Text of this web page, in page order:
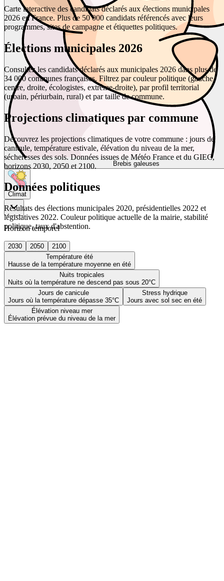
Brebis galeuses
Climat
Horizon temporel
2030 2050
2100
Température été
Hausse de la température moyenne en été
Nuits tropicales
Nuits où la température ne descend pas sous 20°C
Jours de canicule
Jours où la température dépasse 35°C
Stress hydrique
Jours avec sol sec en été
Élévation niveau mer
Élévation prévue du niveau de la mer
Carte interactive des candidats déclarés aux élections municipales
2026 en France. Plus de 50 000 candidats référencés avec leurs
programmes, sites de campagne et étiquettes politiques.
Élections municipales 2026
Consultez les candidats déclarés aux municipales 2026 dans plus de
34 000 communes françaises. Filtrez par couleur politique (gauche,
centre, droite, écologistes, extrême-droite), par profil territorial
(urbain, périurbain, rural) et par taille de commune.
Projections climatiques par commune
Découvrez les projections climatiques de votre commune : jours de
canicule, température estivale, élévation du niveau de la mer,
sécheresses des sols. Données issues de Météo France et du GIEC,
horizons 2030, 2050 et 2100.
Données politiques
Résultats des élections municipales 2020, présidentielles 2022 et
législatives 2022. Couleur politique actuelle de la mairie, stabilité
politique, taux d'abstention.